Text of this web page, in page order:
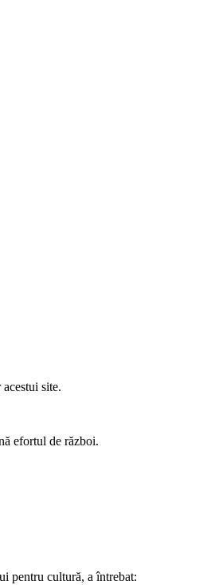
site.
efortul de război.
pentru cultură, a întrebat: